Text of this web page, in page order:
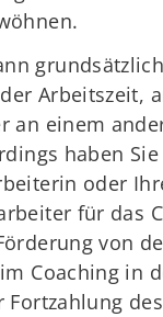
Arbeitszeit,
an einem
haben
oder
für das
von
Coaching in
des